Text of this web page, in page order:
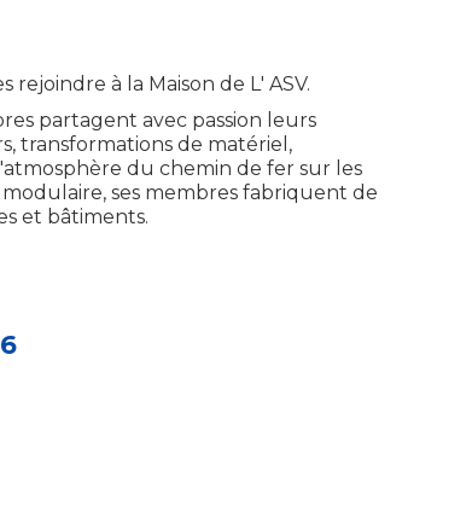
à la Maison de L' ASV.
partagent avec passion leurs
transformations de matériel,
du chemin de fer sur les
ses membres fabriquent de
et bâtiments.